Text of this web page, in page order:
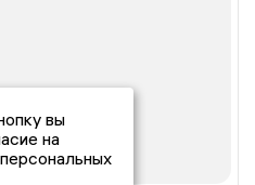
вы
на